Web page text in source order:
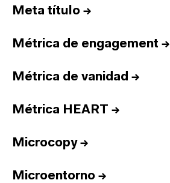
Meta título →
Métrica de engagement →
Métrica de vanidad →
Métrica HEART →
Microcopy→
Microentorno →